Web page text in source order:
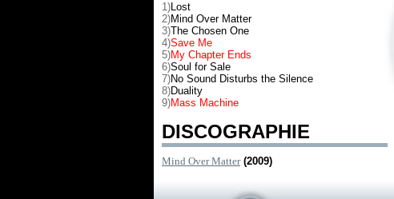
1)Lost
2)Mind Over Matter
3)The Chosen One
4)Save Me
5)My Chapter Ends
6)Soul for Sale
7)No Sound Disturbs the Silence
8)Duality
9)Mass Machine
DISCOGRAPHIE
Mind Over Matter (2009)